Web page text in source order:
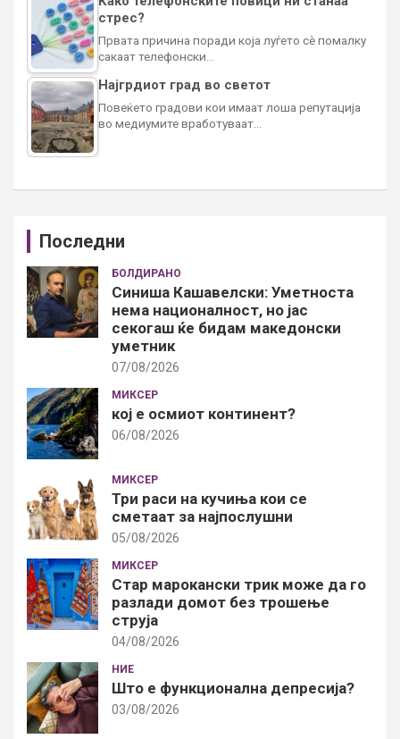
стрес?
Првата причина поради која луѓето сè помалку
сакаат телефонски…
Најгрдиот град во светот
Повеќето градови кои имаат лоша репутација
во медиумите вработуваат…
Последни
БОЛДИРАНО
Синиша Кашавелски: Уметноста
нема националност, но јас
секогаш ќе бидам македонски
уметник
07/08/2026
МИКСЕР
кој е осмиот континент?
06/08/2026
МИКСЕР
Три раси на кучиња кои се
сметаат за најпослушни
05/08/2026
МИКСЕР
Стар марокански трик може да го
разлади домот без трошење
струја
04/08/2026
НИЕ
Што е функционална депресија?
03/08/2026